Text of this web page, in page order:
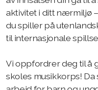
aktivitet i ditt nærmiljø
du spiller på
til internasjonale
Vi oppfordrer deg til å
skoles musikkorps!
ESMs venneforening
Øvinger og om å øve